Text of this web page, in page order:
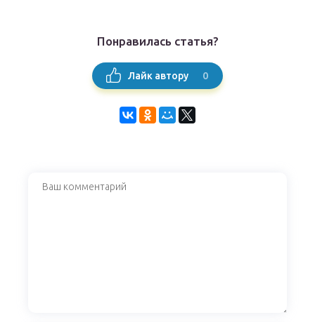
Понравилась статья?
Лайк автору 0